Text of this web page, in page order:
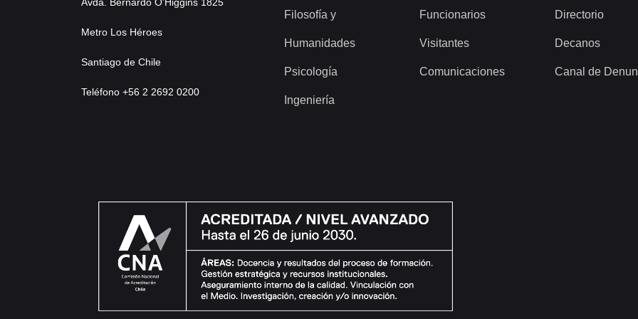
Avda. Bernardo O’Higgins 1825
Metro Los Héroes
Santiago de Chile
Teléfono +56 2 2692 0200
Filosofía y
Humanidades
Psicología
Ingeniería
Funcionarios
Visitantes
Comunicaciones
Directorio
Decanos
Canal de